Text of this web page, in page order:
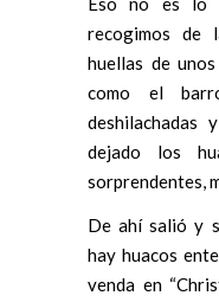
recogimos de
huellas de
como el
deshilachadas
dejado los
sorprendentes,
De ahí salió y
hay huacos
venda en